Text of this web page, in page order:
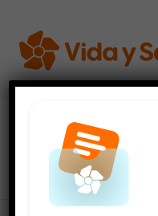
juguetes
123 artículos